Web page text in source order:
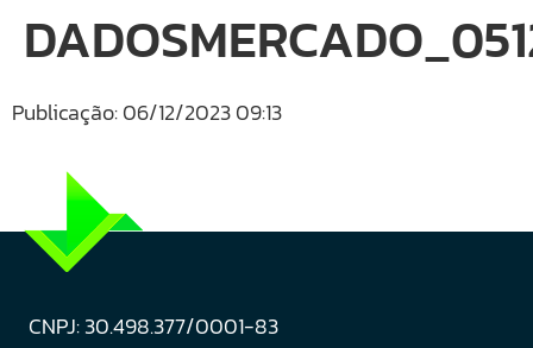
Publicação: 06/12/2023 09:13
CNPJ: 30.498.377/0001-83